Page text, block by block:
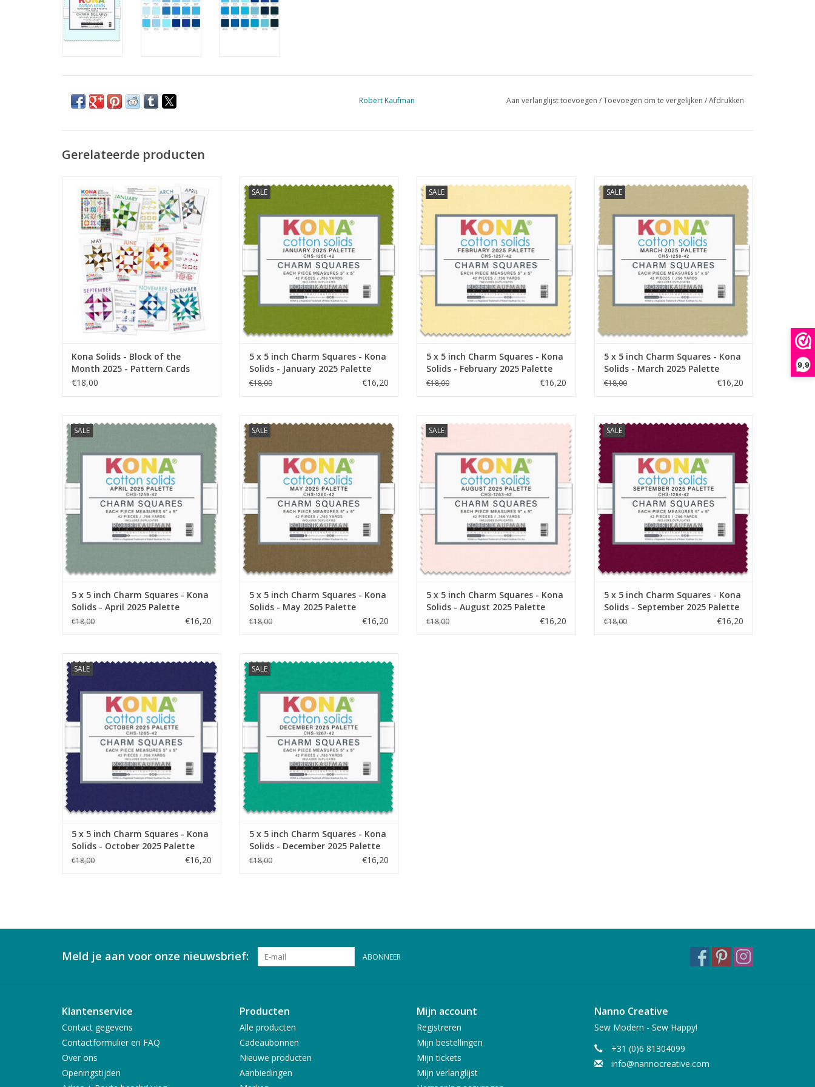
9,9
Robert Kaufman Aan verlanglijst toevoegen /Toevoegen om te vergelijken /Afdrukken
Gerelateerde producten
2025
TOEVOEGEN AAN WINKELWAGEN
Kona Solids - Block of the
Month 2025 - Pattern Cards
€18,00
SALE
charmpack met 42 lapjes van 5 x 5 inch
TOEVOEGEN AAN WINKELWAGEN
5 x 5 inch Charm Squares - Kona
Solids - January 2025 Palette
€18,00 €16,20
SALE
charmpack met 42 lapjes van 5 x 5 inch
TOEVOEGEN AAN WINKELWAGEN
5 x 5 inch Charm Squares - Kona
Solids - February 2025 Palette
€18,00 €16,20
SALE
charmpack met 42 lapjes van 5 x 5 inch
TOEVOEGEN AAN WINKELWAGEN
5 x 5 inch Charm Squares - Kona
Solids - March 2025 Palette
€18,00 €16,20
SALE
charmpack met 42 lapjes van 5 x 5 inch
TOEVOEGEN AAN WINKELWAGEN
5 x 5 inch Charm Squares - Kona
Solids - April 2025 Palette
€18,00 €16,20
SALE
charmpack met 42 lapjes van 5 x 5 inch
TOEVOEGEN AAN WINKELWAGEN
5 x 5 inch Charm Squares - Kona
Solids - May 2025 Palette
€18,00 €16,20
SALE
TOEVOEGEN AAN WINKELWAGEN
5 x 5 inch Charm Squares - Kona
Solids - August 2025 Palette
€18,00 €16,20
SALE
5 x 5 inch Charm Squares - Kona Solids -
TOEVOEGEN AAN WINKELWAGEN
5 x 5 inch Charm Squares - Kona
Solids - September 2025 Palette
€18,00 €16,20
SALE
5 x 5 inch Charm Squares - Kona Solids -
TOEVOEGEN AAN WINKELWAGEN
5 x 5 inch Charm Squares - Kona
Solids - October 2025 Palette
€18,00 €16,20
SALE
5 x 5 inch Charm Squares - Kona Solids -
TOEVOEGEN AAN WINKELWAGEN
5 x 5 inch Charm Squares - Kona
Solids - December 2025 Palette
€18,00 €16,20
Meld je aan voor onze nieuwsbrief: ABONNEER
Klantenservice
Contact gegevens
Contactformulier en FAQ
Over ons
Openingstijden
Producten
Alle producten
Cadeaubonnen
Nieuwe producten
Aanbiedingen
Mijn account
Registreren
Mijn bestellingen
Mijn tickets
Mijn verlanglijst
Nanno Creative
Sew Modern - Sew Happy!
+31 (0)6 81304099
info@nannocreative.com